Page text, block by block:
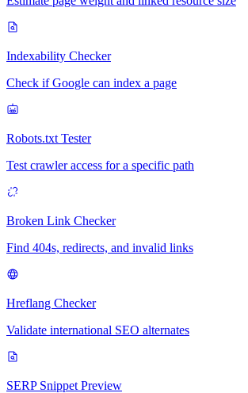
Indexability Checker
Check if Google can index a page
Robots.txt Tester
Test crawler access for a specific path
Broken Link Checker
Find 404s, redirects, and invalid links
Hreflang Checker
Validate international SEO alternates
SERP Snippet Preview